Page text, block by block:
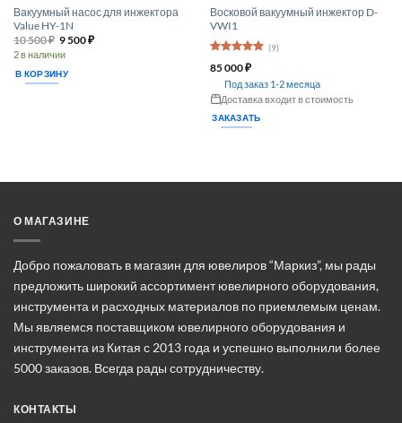
Вакуумный насос для инжектора
Value HY-1N
10 500₽ Первоначальная
составляла
10 500 ₽.
9 500₽Текущая
2 в наличии
В КОРЗИНУ
Восковой вакуумный инжектор D-
VWI1
Оценка5
из 5
(9)
85 000₽
Под заказ 1-2 месяца
Доставка входит в стоимость
ЗАКАЗАТЬ
О МАГАЗИНЕ
Добро пожаловать в магазин для ювелиров “Маркиз”, мы рады
предложить широкий ассортимент ювелирного оборудования,
инструмента и расходных материалов по приемлемым ценам.
Мы являемся поставщиком ювелирного оборудования и
инструмента из Китая с 2013 года и успешно выполнили более
5000 заказов. Всегда рады сотрудничеству.
КОНТАКТЫ